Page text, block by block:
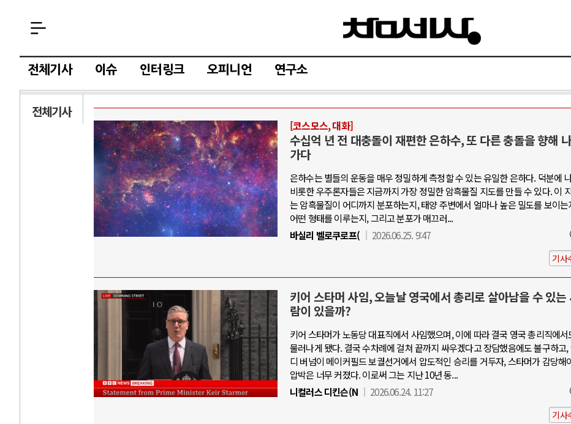
전체기사 이슈 인터링크 오피니언 연구소
전체기사
[코스모스, 대화]
수십억 년 전 대충돌이 재편한 은하수, 또 다른 충돌을 향해
가다
은하수는 별들의 운동을 매우 정밀하게 측정할 수 있는 유일한 은하다. 덕분에
비롯한 우주론자들은 지금까지 가장 정밀한 암흑물질 지도를 만들 수 있다. 이
는 암흑물질이 어디까지 분포하는지, 태양 주변에서 얼마나 높은 밀도를 보이는
어떤 형태를 이루는지, 그리고 분포가 매끄러...
바실리 벨로쿠로프(
2026.06.25. 9:47
기사
키어 스타머 사임, 오늘날 영국에서 총리로 살아남을 수 있는
람이 있을까?
키어 스타머가 노동당 대표직에서 사임했으며, 이에 따라 결국 영국 총리직에서
물러나게 됐다. 결국 수차례에 걸쳐 끝까지 싸우겠다고 장담했음에도 불구하고,
디 버넘이 메이커필드 보궐선거에서 압도적인 승리를 거두자, 스타머가 감당해
압박은 너무 커졌다. 이로써 그는 지난 10년 동...
니컬러스 디킨슨(N
2026.06.24. 11:27
기사
중국 AI, 저가 공세로 글로벌 토큰 시..
AI 국부펀드 구상 놓고 미국 진보진영 ..
AI 데이터센터 반대 투쟁은 새로운 글로..
AI의 숨은 환경 비용: 데이터센터 확산..
러시아-우크라이나 전쟁
전쟁의 추상화: 우크라이나, 대리전의 역..
EU·우크라이나 드론 협력 직후, 러시아..
나토, 우크라 군사지원 2027년까지 공..
우크라이나, 덴마크, 에스토니아, 네덜란..
러·우크라, 대규모 공습 주고받아…민간 ..
호르무즈 갈등 격화, 트럼프 정치·경제 ..
호르무즈 해협 통행료를 철회한 트럼프
이란, 호르무즈 해협 봉쇄 선택한 배경
트럼프, 이란 압박수단 한계 직면
하마스, 가자 통치권 이양으로 휴전 의지..